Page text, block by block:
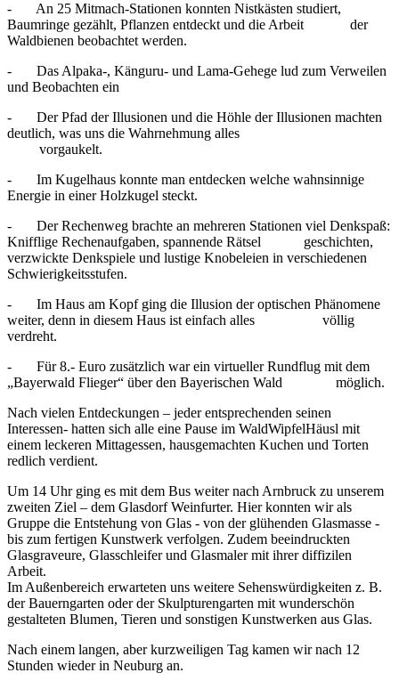
- An 25 Mitmach-Stationen konnten Nistkästen studiert,
Baumringe gezählt, Pflanzen entdeckt und die Arbeit der
Waldbienen beobachtet werden.
- Das Alpaka-, Känguru- und Lama-Gehege lud zum Verweilen
und Beobachten ein
- Der Pfad der Illusionen und die Höhle der Illusionen machten
deutlich, was uns die Wahrnehmung alles
vorgaukelt.
- Im Kugelhaus konnte man entdecken welche wahnsinnige
Energie in einer Holzkugel steckt.
- Der Rechenweg brachte an mehreren Stationen viel Denkspaß:
Knifflige Rechenaufgaben, spannende Rätsel geschichten,
verzwickte Denkspiele und lustige Knobeleien in verschiedenen
Schwierigkeitsstufen.
- Im Haus am Kopf ging die Illusion der optischen Phänomene
weiter, denn in diesem Haus ist einfach alles völlig
verdreht.
- Für 8.- Euro zusätzlich war ein virtueller Rundflug mit dem
„Bayerwald Flieger“ über den Bayerischen Wald möglich.
Nach vielen Entdeckungen – jeder entsprechenden seinen
Interessen- hatten sich alle eine Pause im WaldWipfelHäusl mit
einem leckeren Mittagessen, hausgemachten Kuchen und Torten
redlich verdient.
Um 14 Uhr ging es mit dem Bus weiter nach Arnbruck zu unserem
zweiten Ziel – dem Glasdorf Weinfurter. Hier konnten wir als
Gruppe die Entstehung von Glas - von der glühenden Glasmasse -
bis zum fertigen Kunstwerk verfolgen. Zudem beeindruckten
Glasgraveure, Glasschleifer und Glasmaler mit ihrer diffizilen
Arbeit.
Im Außenbereich erwarteten uns weitere Sehenswürdigkeiten z. B.
der Bauerngarten oder der Skulpturengarten mit wunderschön
gestalteten Blumen, Tieren und sonstigen Kunstwerken aus Glas.
Nach einem langen, aber kurzweiligen Tag kamen wir nach 12
Stunden wieder in Neuburg an.